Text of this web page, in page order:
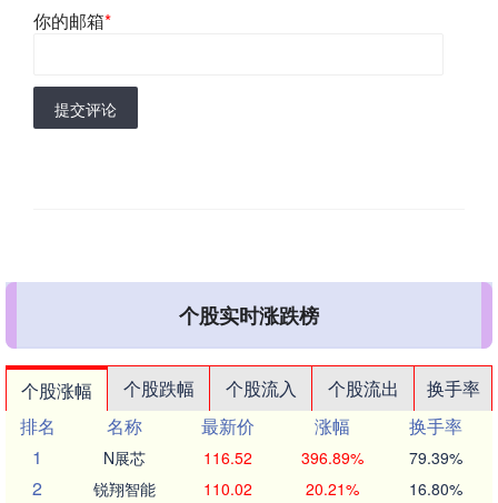
你的邮箱*
提交评论
个股实时涨跌榜
个股涨幅 个股跌幅 个股流入 个股流出
换手率
排名
名称 最新价 涨幅
换手率
1
N展芯 116.52 396.89% 79.39%
2 锐翔智能 110.02 20.21% 16.80%